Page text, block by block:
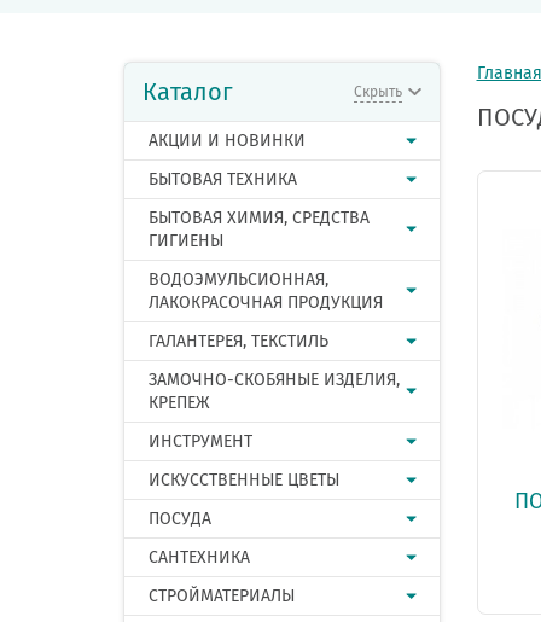
Каталог Скрыть
АКЦИИ И НОВИНКИ
БЫТОВАЯ ТЕХНИКА
БЫТОВАЯ ХИМИЯ, СРЕДСТВА
ГИГИЕНЫ
ВОДОЭМУЛЬСИОННАЯ,
ЛАКОКРАСОЧНАЯ ПРОДУКЦИЯ
ГАЛАНТЕРЕЯ, ТЕКСТИЛЬ
ЗАМОЧНО-СКОБЯНЫЕ ИЗДЕЛИЯ,
КРЕПЕЖ
ИНСТРУМЕНТ
ИСКУССТВЕННЫЕ ЦВЕТЫ
ПОСУДА
САНТЕХНИКА
СТРОЙМАТЕРИАЛЫ
Главная